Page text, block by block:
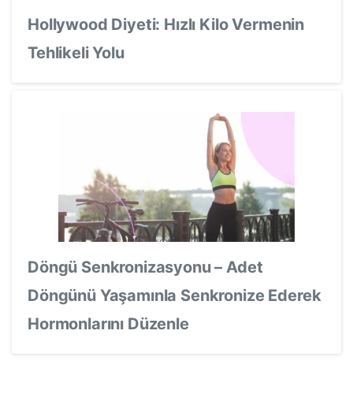
Hollywood Diyeti: Hızlı Kilo Vermenin
Tehlikeli Yolu
Döngü Senkronizasyonu – Adet
Döngünü Yaşamınla Senkronize Ederek
Hormonlarını Düzenle